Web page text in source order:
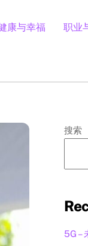
康与幸福 职业
搜索
5G –